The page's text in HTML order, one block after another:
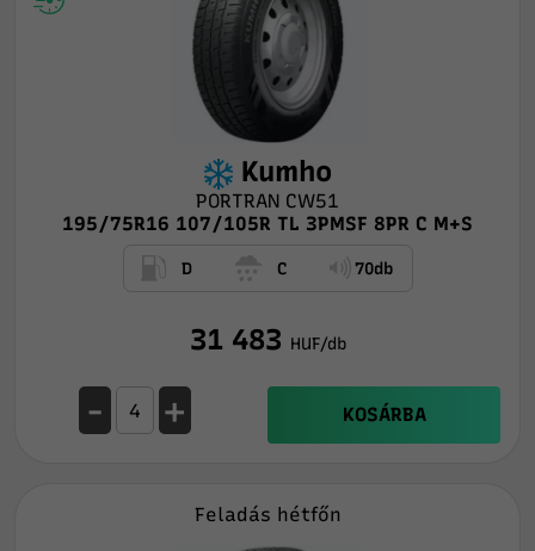
Kumho
PORTRAN CW51
195/75R16 107/105R TL 3PMSF 8PR C M+S
D C 70db
31 483 HUF/db
- + KOSÁRBA
Feladás hétfőn